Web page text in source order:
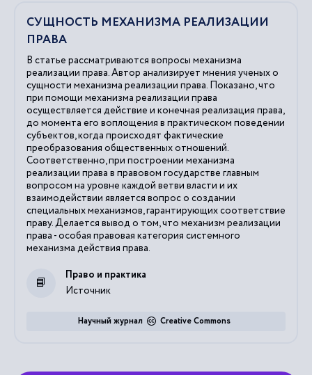
СУЩНОСТЬ МЕХАНИЗМА РЕАЛИЗАЦИИ
ПРАВА
В статье рассматриваются вопросы механизма
реализации права. Автор анализирует мнения ученых о
сущности механизма реализации права. Показано, что
при помощи механизма реализации права
осуществляется действие и конечная реализация права,
до момента его воплощения в практическом поведении
субъектов, когда происходят фактические
преобразования общественных отношений.
Соответственно, при построении механизма
реализации права в правовом государстве главным
вопросом на уровне каждой ветви власти и их
взаимодействии является вопрос о создании
специальных механизмов, гарантирующих соответствие
праву. Делается вывод о том, что механизм реализации
права - особая правовая категория системного
механизма действия права.
Источник
Право и практика
Creative Commons
Научный журнал